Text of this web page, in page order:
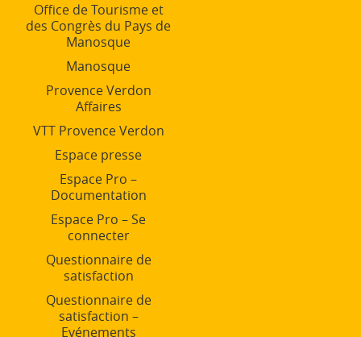
Office de Tourisme et
des Congrès du Pays de
Manosque
Manosque
Provence Verdon
Affaires
VTT Provence Verdon
Espace presse
Espace Pro –
Documentation
Espace Pro – Se
connecter
Questionnaire de
satisfaction
Questionnaire de
satisfaction –
Evénements